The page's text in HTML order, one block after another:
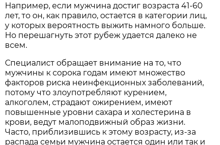
Например, если мужчина достиг возраста 41-60
лет, то он, как правило, остается в категории лиц,
у которых вероятность выжить намного больше.
Но перешагнуть этот рубеж удается далеко не
всем.
Специалист обращает внимание на то, что
мужчины к сорока годам имеют множество
факторов риска неинфекционных заболеваний,
потому что злоупотребляют курением,
алкоголем, страдают ожирением, имеют
повышенные уровни сахара и холестерина в
крови, ведут малоподвижный образ жизни.
Часто, приблизившись к этому возрасту, из-за
распада семьи мужчина остается один или так и